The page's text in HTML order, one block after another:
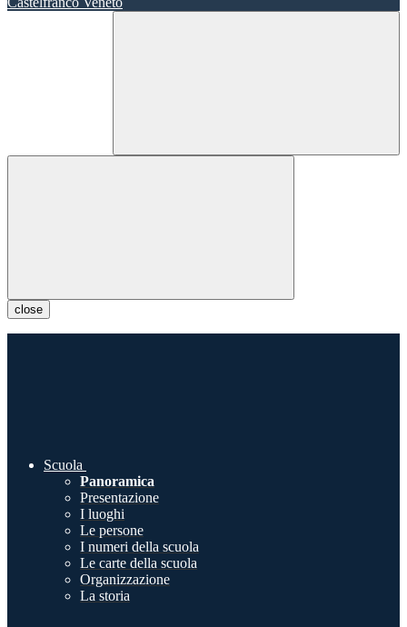
close
Scuola
Panoramica
Presentazione
I luoghi
Le persone
I numeri della scuola
Le carte della scuola
Organizzazione
La storia